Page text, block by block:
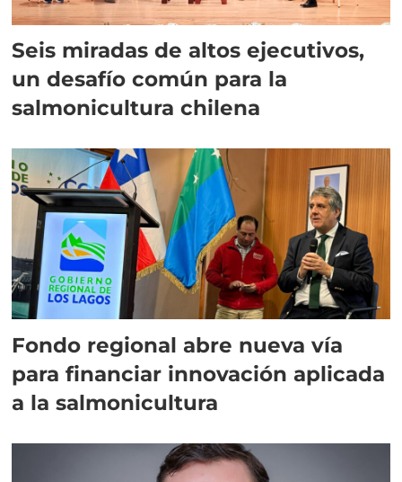
Seis miradas de altos ejecutivos,
un desafío común para la
salmonicultura chilena
Fondo regional abre nueva vía
para financiar innovación aplicada
a la salmonicultura